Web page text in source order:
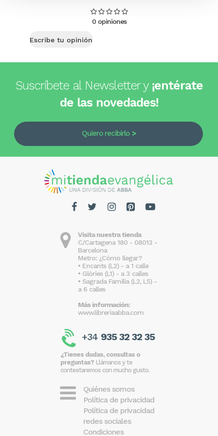
0 opiniones
Escribe tu opinión
Suscríbete al Newsletter y ¡entérate
de las novedades!
Quiero recibirlo
Visita nuestra tienda
C/Cartagena 180 - 08013 -
Barcelona
Metro: ¿Cómo llegar?
• Encants (L2) - a 1 calle
• Glòries (L1) - a 3 calles
• Sagrada Familia (L2, L5) -
a 6 calles
Más información:
www.libreriaabba.com
+34 935 32 32 35
¿Tienes dudas, consultas o
preguntas? Llámanos y te
contestaremos con mucho gusto.
Quiénes somos
Política de privacidad
Política de privacidad
redes sociales
Condiciones